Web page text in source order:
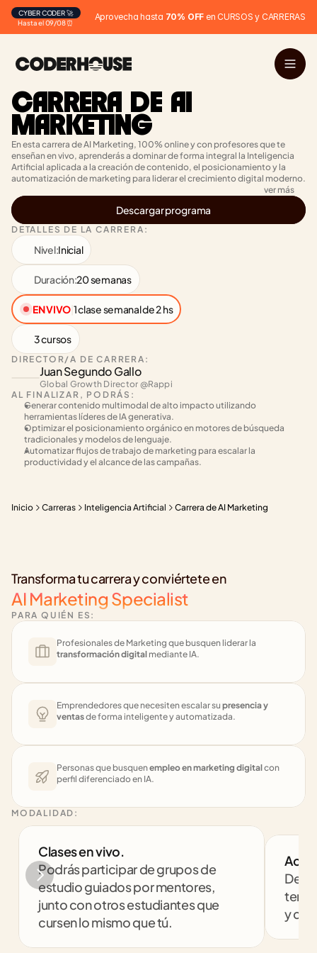
Hasta el 09/08 ⏰
CYBER CODER 🚀 Aprovecha hasta 70% OFF en CURSOS y CARRERAS
CARRERA DE AI
MARKETING
En esta carrera de AI Marketing, 100% online y con profesores que te
enseñan en vivo, aprenderás a dominar de forma integral la Inteligencia
Artificial aplicada a la creación de contenido, el posicionamiento y la
automatización de marketing para liderar el crecimiento digital moderno.
ver más
Descargar programa
DETALLES DE LA CARRERA:
Nivel:Inicial
Duración:20 semanas
EN VIVO 1 clase semanal de 2 hs
3 cursos
DIRECTOR/A DE CARRERA:
Juan Segundo Gallo
Global Growth Director @Rappi
AL FINALIZAR, PODRÁS:
Generar contenido multimodal de alto impacto utilizando
herramientas líderes de IA generativa.
Optimizar el posicionamiento orgánico en motores de búsqueda
tradicionales y modelos de lenguaje.
Automatizar flujos de trabajo de marketing para escalar la
productividad y el alcance de las campañas.
Inicio Carreras Inteligencia Artificial Carrera de AI Marketing
Transforma tu carrera y conviértete en
AI Marketing Specialist
PARA QUIÉN ES:
transformación digital mediante IA.
Emprendedores que necesiten escalar su presencia y
ventas de forma inteligente y automatizada.
Personas que busquen empleo en marketing digital con
perfil diferenciado en IA.
MODALIDAD:
Clases en vivo.
Podrás participar de grupos de
estudio guiados por mentores,
junto con otros estudiantes que
cursen lo mismo que tú.
y